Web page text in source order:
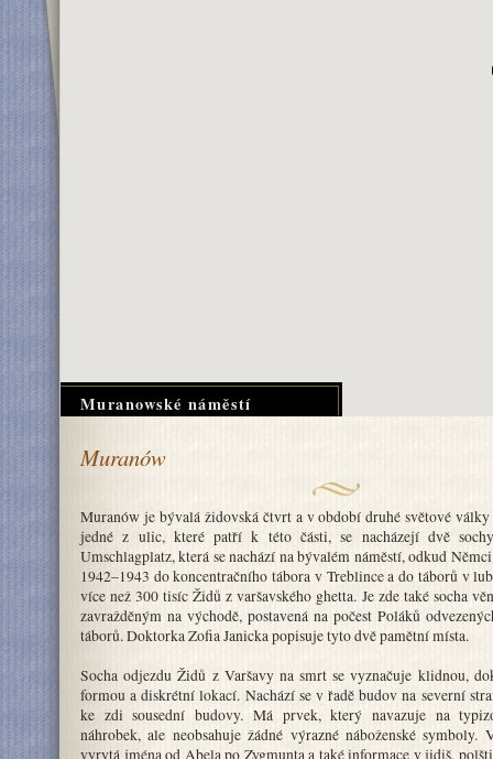
Muranowské náměstí
Muranów
Muranów je bývalá židovská čtvrt a v období druhé světové
jedné z ulic, které patří k této části, se nacházejí dvě
Umschlagplatz, která se nachází na bývalém náměstí, odkud
1942–1943 do koncentračního tábora v Treblince a do táborů v
více než 300 tisíc Židů z varšavského ghetta. Je zde také socha
zavražděným na východě, postavená na počest Poláků
táborů. Doktorka Zofia Janicka popisuje tyto dvě pamětní místa.
Socha odjezdu Židů z Varšavy na smrt se vyznačuje klidnou,
formou a diskrétní lokací. Nachází se v řadě budov na severní
ke zdi sousední budovy. Má prvek, který navazuje na
náhrobek, ale neobsahuje žádné výrazné náboženské
vyrytá jména od Abela po Zygmunta a také informace v jidiš,